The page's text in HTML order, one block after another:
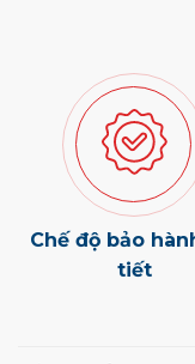
Chế độ bảo
tiết